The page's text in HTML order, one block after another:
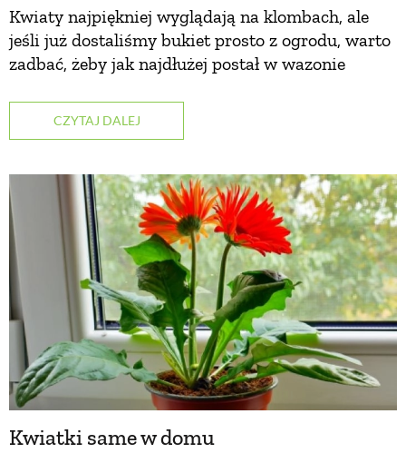
Kwiaty najpiękniej wyglądają na klombach, ale
jeśli już dostaliśmy bukiet prosto z ogrodu, warto
zadbać, żeby jak najdłużej postał w wazonie
CZYTAJ DALEJ
Kwiatki same w domu
PROJEKTOWANIE OGRODU
NATURALNA APTECZKA
DLA DOMU
EKO ŻYCIE
PRZYRODA
ZWIERZĘTA DOMOWE